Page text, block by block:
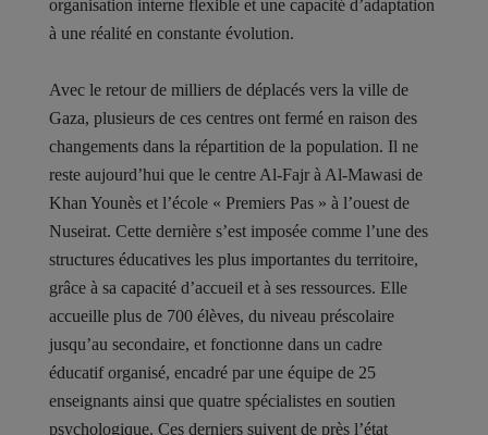
organisation interne flexible et une capacité d’adaptation
à une réalité en constante évolution.
Avec le retour de milliers de déplacés vers la ville de
Gaza, plusieurs de ces centres ont fermé en raison des
changements dans la répartition de la population. Il ne
reste aujourd’hui que le centre Al-Fajr à Al-Mawasi de
Khan Younès et l’école « Premiers Pas » à l’ouest de
Nuseirat. Cette dernière s’est imposée comme l’une des
structures éducatives les plus importantes du territoire,
grâce à sa capacité d’accueil et à ses ressources. Elle
accueille plus de 700 élèves, du niveau préscolaire
jusqu’au secondaire, et fonctionne dans un cadre
éducatif organisé, encadré par une équipe de 25
enseignants ainsi que quatre spécialistes en soutien
psychologique. Ces derniers suivent de près l’état